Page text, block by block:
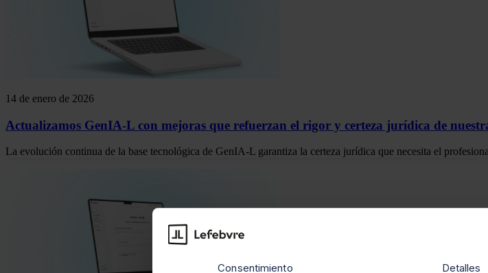
Consentimiento Detalles
14 de enero de 2026
Actualizamos GenIA-L con mejoras que refuerzan el rigor y certeza jurídica de
La evolución continua de la base tecnológica de GenIA-L garantiza la certeza jurídica que necesita el